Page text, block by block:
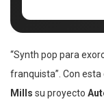
“Synth pop para
franquista”. Con
Mills su proyecto